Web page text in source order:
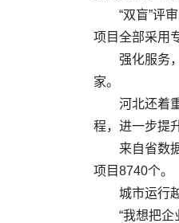
“双盲”评
项目全部采用
强化服务
家。
河北还着
程，进一步提
来自省数
项目8740个。
城市运行
“我想把